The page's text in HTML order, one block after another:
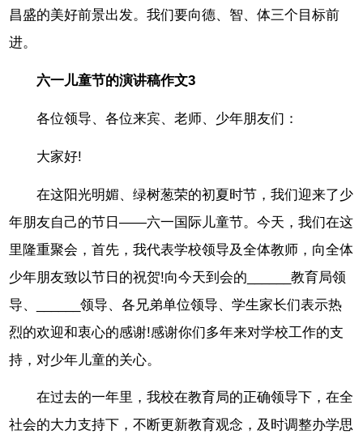
昌盛的美好前景出发。我们要向德、智、体三个目标前
进。
六一儿童节的演讲稿作文3
各位领导、各位来宾、老师、少年朋友们：
大家好!
在这阳光明媚、绿树葱荣的初夏时节，我们迎来了少
年朋友自己的节日——六一国际儿童节。今天，我们在这
里隆重聚会，首先，我代表学校领导及全体教师，向全体
少年朋友致以节日的祝贺!向今天到会的______教育局领
导、______领导、各兄弟单位领导、学生家长们表示热
烈的欢迎和衷心的感谢!感谢你们多年来对学校工作的支
持，对少年儿童的关心。
在过去的一年里，我校在教育局的正确领导下，在全
社会的大力支持下，不断更新教育观念，及时调整办学思